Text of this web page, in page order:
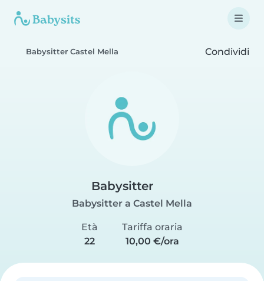
Babysitter Castel Mella Condividi
Babysitter
Babysitter a Castel Mella
Età
22
Tariffa oraria
10,00 €/ora